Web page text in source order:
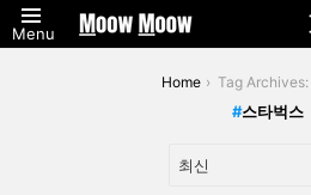
Menu
Home Tag Archives:
스타벅스